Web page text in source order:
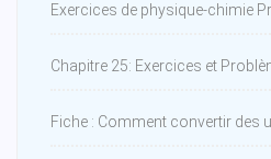
Exercices de physique-chimie
Chapitre 25: Exercices et
Fiche : Comment convertir des